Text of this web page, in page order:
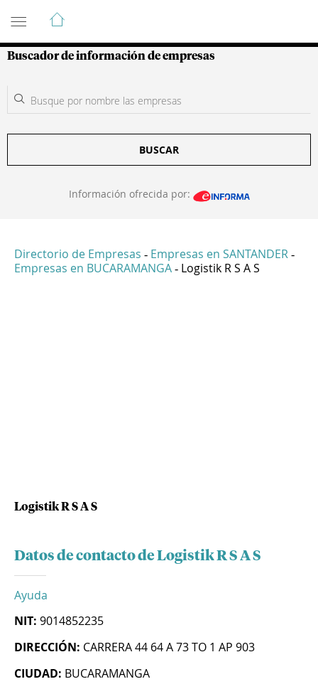
Guía de Empresas Colombianas
Buscador de información de empresas
BUSCAR
Información ofrecida por:
Directorio de Empresas - Empresas en SANTANDER -
Empresas en BUCARAMANGA - Logistik R S A S
Logistik R S A S
Datos de contacto de Logistik R S A S
Ayuda
NIT: 9014852235
DIRECCIÓN: CARRERA 44 64 A 73 TO 1 AP 903
CIUDAD: BUCARAMANGA